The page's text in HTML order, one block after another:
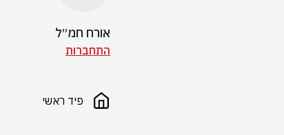
אורח חמ״ל
התחברות
פיד ראשי